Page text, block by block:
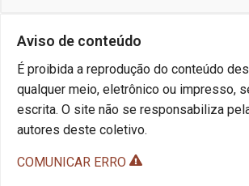
Aviso de conteúdo
É proibida a reprodução do conteúdo
qualquer meio, eletrônico ou impresso,
escrita. O site não se responsabiliza
autores deste coletivo.
COMUNICAR ERRO